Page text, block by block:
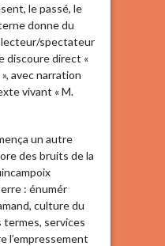
le passé, le
donne du
lecteur/spectateur
discoure direct «
avec narration
vivant « M.
un autre
des bruits de la
: énumér
culture du
termes, services
l’empressement